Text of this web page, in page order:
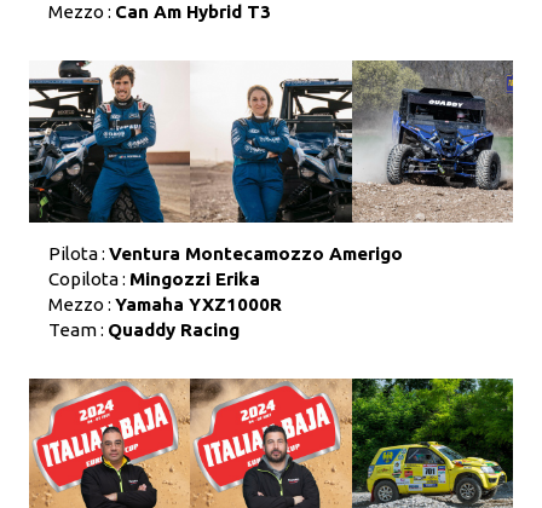
Mezzo : Can Am Hybrid T3
Pilota : Ventura Montecamozzo Amerigo
Copilota : Mingozzi Erika
Mezzo : Yamaha YXZ1000R
Team : Quaddy Racing